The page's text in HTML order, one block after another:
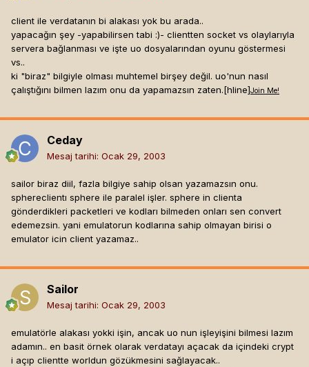
client ile verdatanın bi alakası yok bu arada..
yapacağın şey -yapabilirsen tabi :)- clientten socket vs olaylarıyla
servera bağlanması ve işte uo dosyalarından oyunu göstermesi
vs..
ki "biraz" bilgiyle olması muhtemel birşey değil. uo'nun nasıl
çalıştığını bilmen lazım onu da yapamazsın zaten.[hline]Join Me!
Ceday
Mesaj tarihi: Ocak 29, 2003
sailor biraz diil, fazla bilgiye sahip olsan yazamazsın onu.
sphereclientı sphere ile paralel işler. sphere in clienta
gönderdikleri packetleri ve kodları bilmeden onları sen convert
edemezsin. yani emulatorun kodlarına sahip olmayan birisi o
emulator icin client yazamaz..
Sailor
Mesaj tarihi: Ocak 29, 2003
emulatörle alakası yokki işin, ancak uo nun işleyişini bilmesi lazım
adamın.. en basit örnek olarak verdatayı açacak da içindeki crypt
i açıp clientte worldun gözükmesini sağlayacak..